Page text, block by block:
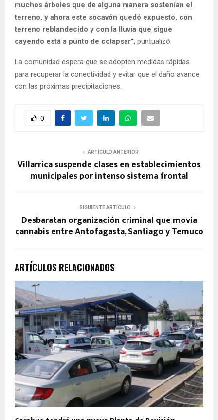
muchos árboles que de alguna manera sostenían el
terreno, y ahora este socavón quedó expuesto, con
terreno reblandecido y con la lluvia que sigue
cayendo está a punto de colapsar”, puntualizó.
La comunidad espera que se adopten medidas rápidas
para recuperar la conectividad y evitar que el daño avance
con las próximas precipitaciones.
0
ARTÍCULO ANTERIOR
Villarrica suspende clases en establecimientos
municipales por intenso sistema frontal
SIGUIENTE ARTÍCULO
Desbaratan organización criminal que movía
cannabis entre Antofagasta, Santiago y Temuco
ARTÍCULOS RELACIONADOS